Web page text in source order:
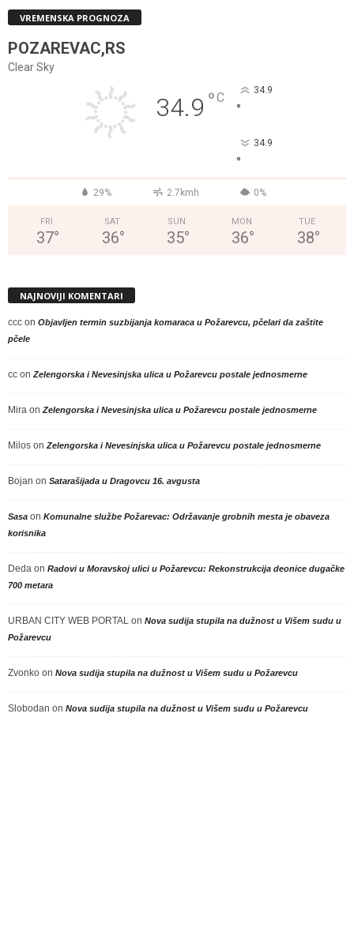
VREMENSKA PROGNOZA
POZAREVAC,RS
Clear Sky
34.9 °C 34.9
°
34.9
°
29% 2.7kmh 0%
FRI
37°
SAT
36°
SUN
35°
MON
36°
TUE
38°
NAJNOVIJI KOMENTARI
ccc on Objavljen termin suzbijanja komaraca u Požarevcu, pčelari da zaštite
pčele
cc onZelengorska i Nevesinjska ulica u Požarevcu postale jednosmerne
Mira onZelengorska i Nevesinjska ulica u Požarevcu postale jednosmerne
Milos onZelengorska i Nevesinjska ulica u Požarevcu postale jednosmerne
Bojan on Satarašijada u Dragovcu 16. avgusta
Sasa on Komunalne službe Požarevac: Održavanje grobnih mesta je obaveza
korisnika
Deda on Radovi u Moravskoj ulici u Požarevcu: Rekonstrukcija deonice dugačke
700 metara
URBAN CITY WEB PORTAL on Nova sudija stupila na dužnost u Višem sudu u
Požarevcu
Zvonko on Nova sudija stupila na dužnost u Višem sudu u Požarevcu
Slobodan on Nova sudija stupila na dužnost u Višem sudu u Požarevcu